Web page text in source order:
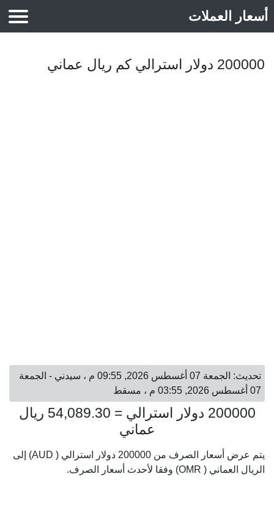
أسعار العملات
200000 دولار استرالي كم ريال عماني
تحديث: الجمعة 07 أغسطس 2026, 09:55 م ، سيدني - الجمعة
07 أغسطس 2026, 03:55 م ، مسقط
200000 دولار استرالي = 54,089.30 ريال
عماني
يتم عرض أسعار الصرف من 200000 دولار استرالي ( AUD) إلى
الريال العماني ( OMR) وفقا لأحدث أسعار الصرف.